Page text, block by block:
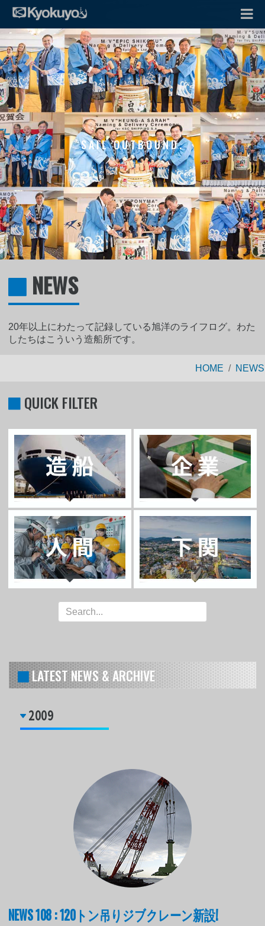
SAIL OUTBOUND.
NEWS
20年以上にわたって記録している旭洋のライフログ。わた
したちはこういう造船所です。
HOME NEWS
QUICK FILTER
LATEST NEWS & ARCHIVE
2009
NEWS 108 : 120トン吊りジブクレーン新設!